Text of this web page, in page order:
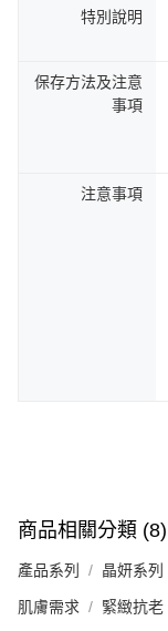
特別說明
保存方法及注意
事項
注意事項
商品相關分類 (8)
產品系列 晶妍系列
肌膚需求 緊緻抗老